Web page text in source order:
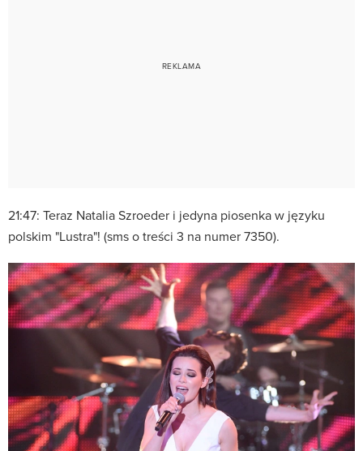
21:47: Teraz Natalia Szroeder i jedyna piosenka w języku
polskim "Lustra"! (sms o treści 3 na numer 7350).